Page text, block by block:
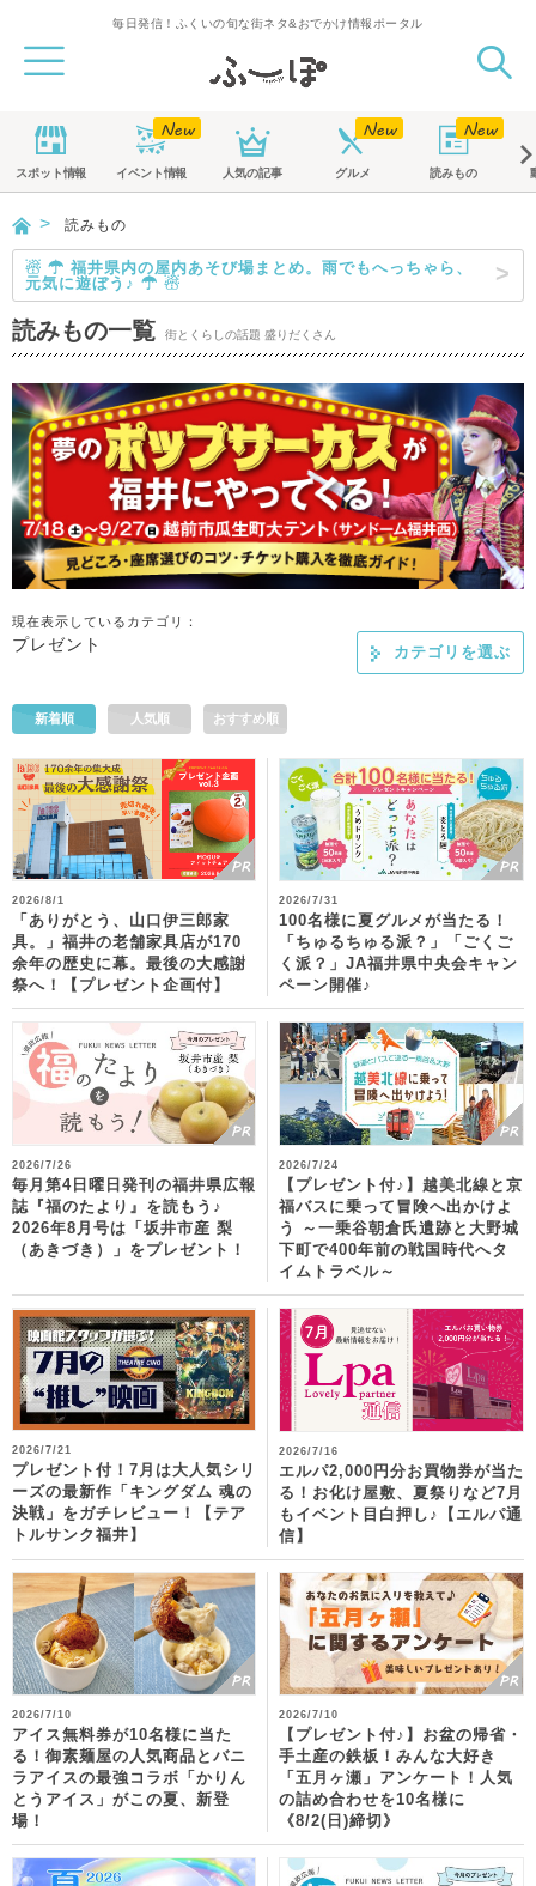
毎日発信！ふくいの旬な街ネタ&おでかけ情報ポータル
スポット情報 イベント情報 人気の記事 グルメ 読みもの
読みもの
☃ ☂ 福井県内の屋内あそび場まとめ。雨でもへっちゃら、
元気に遊ぼう♪ ☂ ☃
読みもの一覧 街とくらしの話題 盛りだくさん
カテゴリを選ぶ
現在表示しているカテゴリ：
プレゼント
新着順 人気順 おすすめ順
2026/8/1
「ありがとう、山口伊三郎家
具。」福井の老舗家具店が170
余年の歴史に幕。最後の大感謝
祭へ！【プレゼント企画付】
2026/7/31
100名様に夏グルメが当たる！
「ちゅるちゅる派？」「ごくご
く派？」JA福井県中央会キャン
ペーン開催♪
2026/7/26
毎月第4日曜日発刊の福井県広報
誌『福のたより』を読もう♪
2026年8月号は「坂井市産 梨
（あきづき）」をプレゼント！
2026/7/24
【プレゼント付♪】越美北線と京
福バスに乗って冒険へ出かけよ
う ～一乗谷朝倉氏遺跡と大野城
下町で400年前の戦国時代へタ
イムトラベル～
2026/7/21
プレゼント付！7月は大人気シリ
ーズの最新作「キングダム 魂の
決戦」をガチレビュー！【テア
トルサンク福井】
2026/7/16
エルパ2,000円分お買物券が当た
る！お化け屋敷、夏祭りなど7月
もイベント目白押し♪【エルパ通
信】
2026/7/10
アイス無料券が10名様に当た
る！御素麺屋の人気商品とバニ
ラアイスの最強コラボ「かりん
とうアイス」がこの夏、新登
場！
2026/7/10
【プレゼント付♪】お盆の帰省・
手土産の鉄板！みんな大好き
「五月ヶ瀬」アンケート！人気
の詰め合わせを10名様に
《8/2(日)締切》